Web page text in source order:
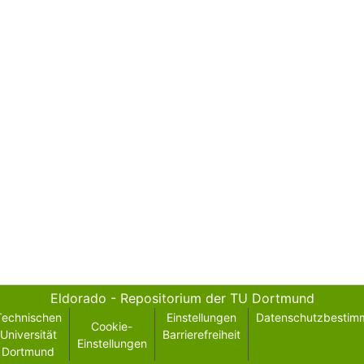
Eldorado - Repositorium der TU Dortmund
Universität
Dortmund
Cookie-
Einstellungen
Einstellungen
Barrierefreiheit